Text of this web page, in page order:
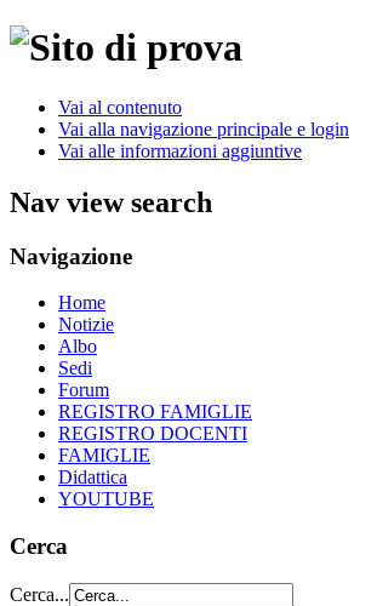
Vai al contenuto
Vai alla navigazione principale e login
Vai alle informazioni aggiuntive
Nav view search
Navigazione
Home
Notizie
Albo
Sedi
Forum
REGISTRO FAMIGLIE
REGISTRO DOCENTI
FAMIGLIE
Didattica
YOUTUBE
Cerca
Cerca...